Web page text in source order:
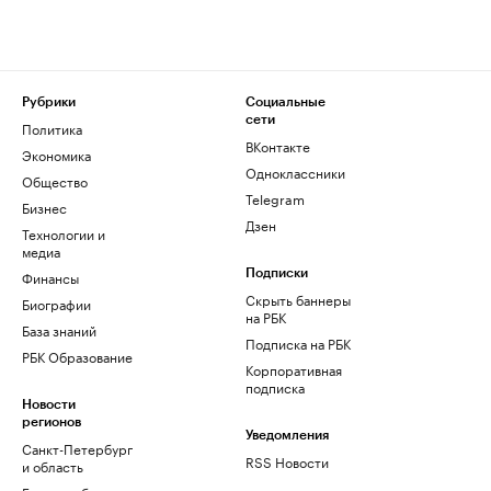
Рубрики
Политика
Экономика
Общество
Бизнес
Технологии и
медиа
Финансы
Биографии
База знаний
РБК Образование
Новости
регионов
Санкт-Петербург
и область
Социальные
сети
ВКонтакте
Одноклассники
Telegram
Дзен
Подписки
Скрыть баннеры
на РБК
Подписка на РБК
Корпоративная
подписка
Уведомления
RSS Новости